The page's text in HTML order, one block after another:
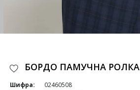
БОРДО ПАМУЧНА РОЛКА
Шифра:
02460508